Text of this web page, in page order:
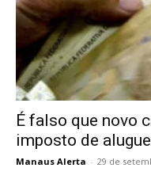
É falso que novo
imposto de
Manaus Alerta - 29 de